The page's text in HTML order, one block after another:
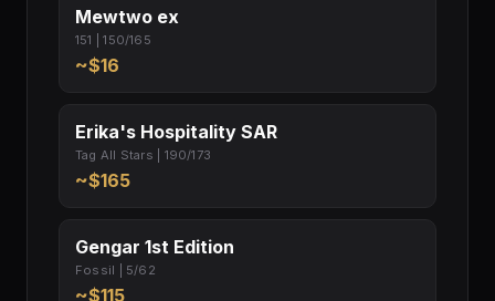
Mewtwo ex
151 | 150/165
~$16
Erika's Hospitality SAR
Tag All Stars | 190/173
~$165
Gengar 1st Edition
Fossil | 5/62
~$115